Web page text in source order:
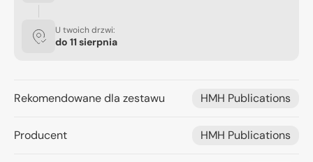
U twoich drzwi:
do 11 sierpnia
Rekomendowane dla zestawu HMH Publications
Producent HMH Publications